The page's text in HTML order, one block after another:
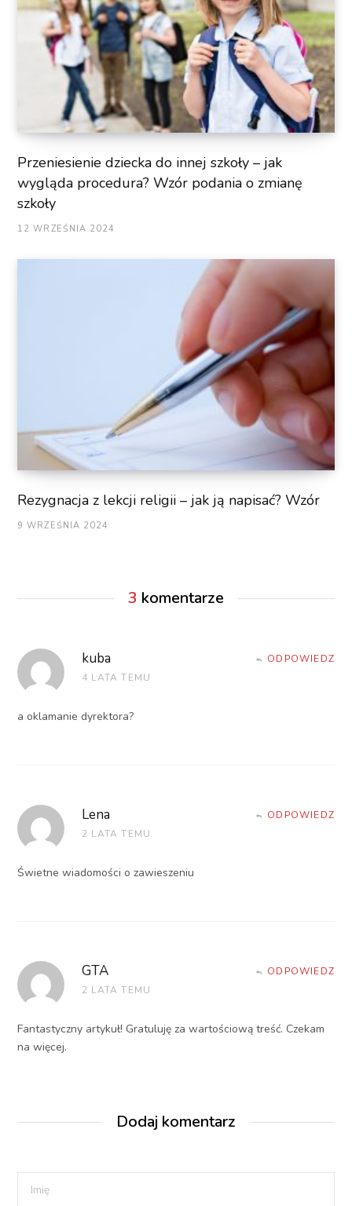
Przeniesienie dziecka do innej szkoły – jak
wygląda procedura? Wzór podania o zmianę
szkoły
12 WRZEŚNIA 2024
Rezygnacja z lekcji religii – jak ją napisać? Wzór
9 WRZEŚNIA 2024
3 komentarze
kuba
4 LATA TEMU
ODPOWIEDZ
a oklamanie dyrektora?
Lena
2 LATA TEMU
ODPOWIEDZ
Świetne wiadomości o zawieszeniu
GTA
2 LATA TEMU
ODPOWIEDZ
Fantastyczny artykuł! Gratuluję za wartościową treść. Czekam
na więcej.
Dodaj komentarz